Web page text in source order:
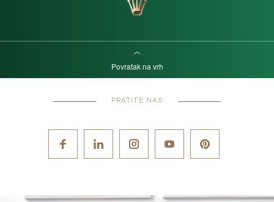
Povratak na vrh
PRATITE NAS